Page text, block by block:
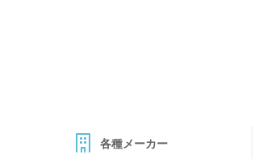
各種メーカー